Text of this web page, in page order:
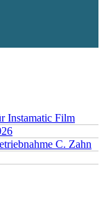
Instamatic Film
C. Zahn